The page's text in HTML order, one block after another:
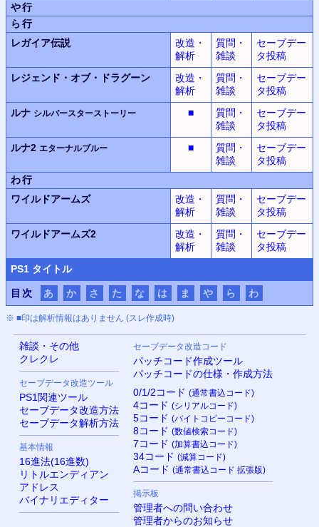
や行
ら行
レガイア伝説
改造・
解析
質問・
雑談
セーブデー
タ投稿
レジェンド・オブ・ドラグーン
改造・
解析
質問・
雑談
セーブデー
タ投稿
ルナ シルバースターストーリー ■
質問・
雑談
セーブデー
タ投稿
ルナ2 エターナルブルー ■
質問・
雑談
セーブデー
タ投稿
わ行
ワイルドアームズ
改造・
解析
質問・
雑談
セーブデー
タ投稿
ワイルドアームズ2
改造・
解析
質問・
雑談
セーブデー
タ投稿
PS1 タイトル
目次 あ か さ た な は ま や ら わ
※ ■印は解析情報はありません (スレ作成時)
雑談・その他
クレクレ
セーブデータ改造ツール
PS1関連ツール
セーブデータ改造方法
セーブデータ解析方法
基本情報
16進法(16進数)
リトルエンディアン
アドレス
バイナリエディター
セーブデータ改造コード
パッチコード作成ツール
パッチコードの仕様・作成方法
0/1/2コード (通常書込コード)
4コード (シリアルコード)
5コード (バイトコピーコード)
8コード (数値検索コード)
7コード (加算書込コード)
34コード (減算コード)
Aコード (通常書込コード 拡張版)
掲示板
管理者への問い合わせ
管理者からのお知らせ